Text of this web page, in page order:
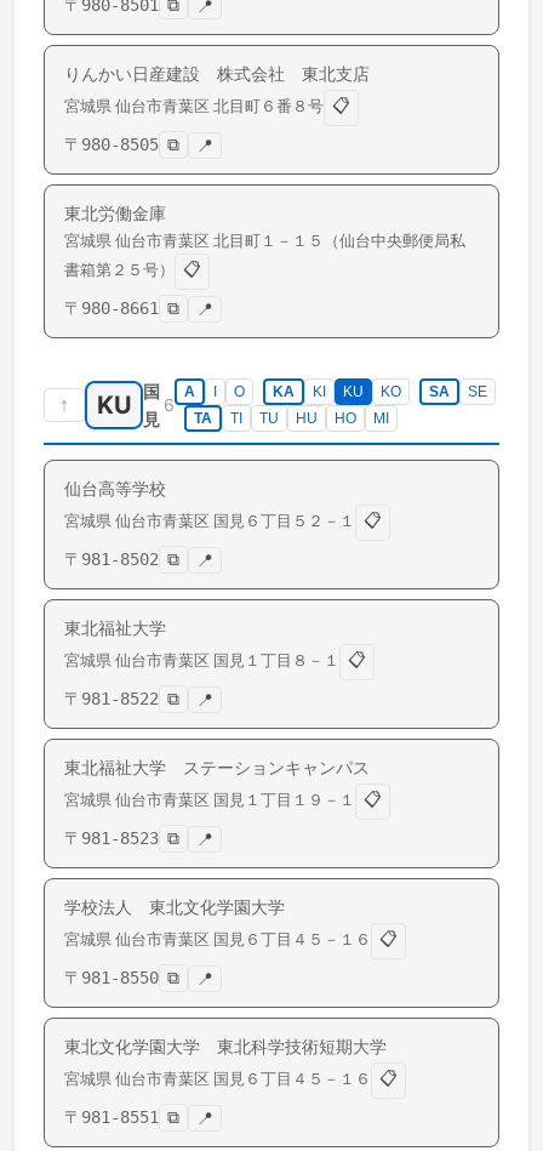
〒 980-8501 ⧉ 📍
りんかい日産建設 株式会社 東北支店
宮城県 仙台市青葉区 北目町 ６番８号 📋
〒 980-8505 ⧉ 📍
東北労働金庫
宮城県 仙台市青葉区 北目町 １－１５（仙台中央郵便局私
書箱第２５号）
📋
〒 980-8661 ⧉ 📍
↑ KU
国
見
6
A O KA KI KU KO SA
SE
TA
TI TU HU HO MI
仙台高等学校
宮城県 仙台市青葉区 国見 ６丁目５２－１
📋
〒 981-8502 ⧉ 📍
東北福祉大学
宮城県 仙台市青葉区 国見 １丁目８－１
📋
〒 981-8522 ⧉ 📍
東北福祉大学 ステーションキャンパス
宮城県 仙台市青葉区 国見 １丁目１９－１
📋
〒 981-8523 ⧉ 📍
学校法人 東北文化学園大学
宮城県 仙台市青葉区 国見 ６丁目４５－１６
📋
〒 981-8550 ⧉ 📍
東北文化学園大学 東北科学技術短期大学
宮城県 仙台市青葉区 国見 ６丁目４５－１６
📋
〒 981-8551 ⧉ 📍